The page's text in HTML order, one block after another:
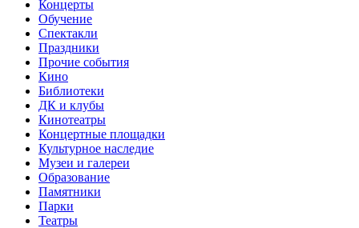
Концерты
Обучение
Спектакли
Праздники
Прочие события
Кино
Библиотеки
ДК и клубы
Кинотеатры
Концертные площадки
Культурное наследие
Музеи и галереи
Образование
Памятники
Парки
Театры